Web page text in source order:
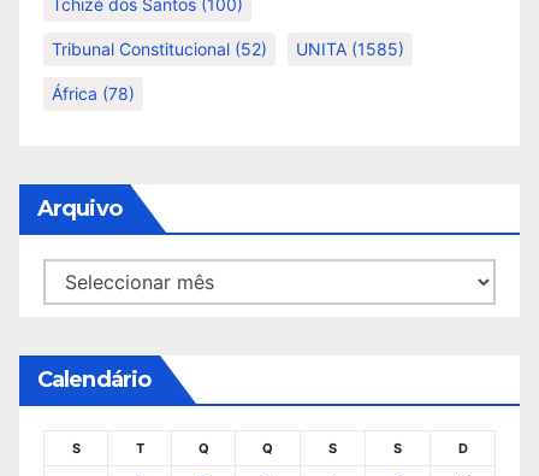
Tchizé dos Santos (100)
Tribunal Constitucional (52) UNITA (1585)
África (78)
Arquivo
Arquivo
Calendário
S T Q Q S S D